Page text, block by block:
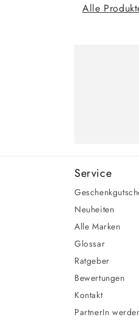
Alle
Service
Neuheiten
Alle Marken
Glossar
Ratgeber
Bewertungen
Kontakt
PartnerIn